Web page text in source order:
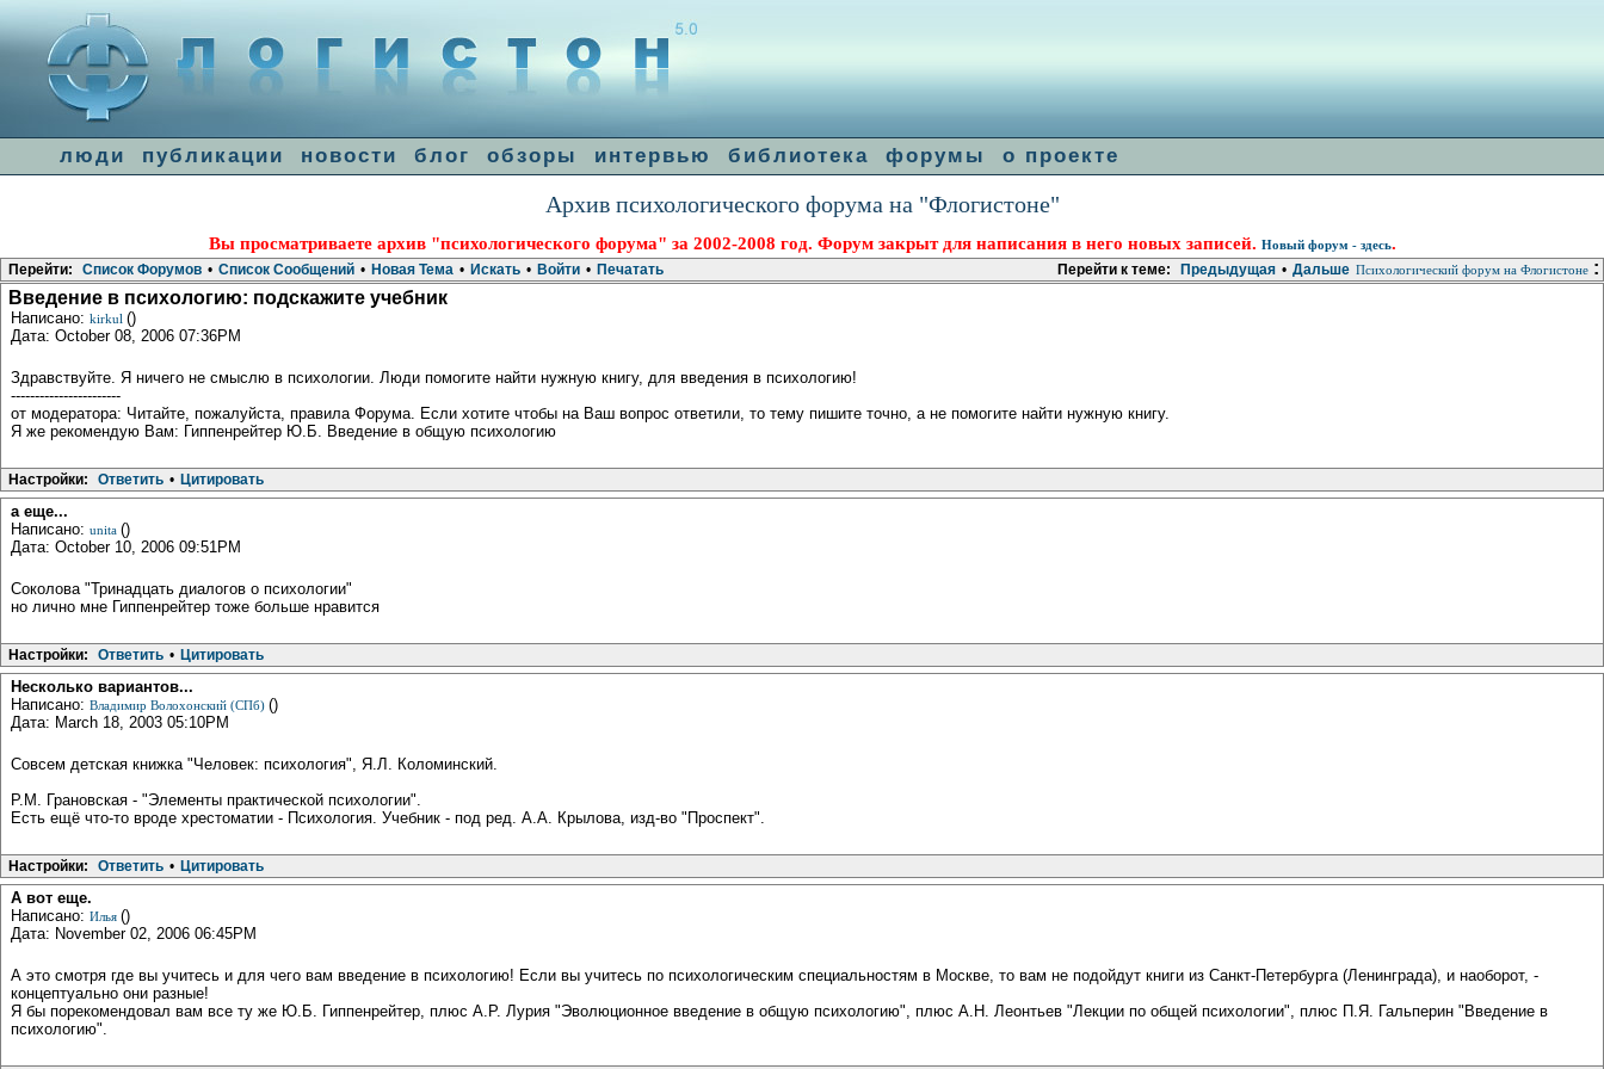
люди публикации новости блог обзоры интервью библиотека форумы о проекте
Архив психологического форума на "Флогистоне"
Вы просматриваете архив "психологического форума" за 2002-2008 год. Форум закрыт для написания в него новых записей. Новый форум - здесь.
Психологический форум на Флогистоне :
Перейти к теме: Предыдущая • Дальше
Перейти: Список Форумов • Список Сообщений • Новая Тема • Искать • Войти • Печатать
Введение в психологию: подскажите учебник
Написано: kirkul ()
Дата: October 08, 2006 07:36PM
Здравствуйте. Я ничего не смыслю в психологии. Люди помогите найти нужную книгу, для введения в психологию!
-----------------------
от модератора: Читайте, пожалуйста, правила Форума. Если хотите чтобы на Ваш вопрос ответили, то тему пишите точно, а не помогите найти нужную книгу.
Я же рекомендую Вам: Гиппенрейтер Ю.Б. Введение в общую психологию
Настройки: Ответить • Цитировать
а еще...
Написано: unita ()
Дата: October 10, 2006 09:51PM
Соколова "Тринадцать диалогов о психологии"
но лично мне Гиппенрейтер тоже больше нравится
Настройки: Ответить • Цитировать
Несколько вариантов...
Написано: Владимир Волохонский (СПб) ()
Дата: March 18, 2003 05:10PM
Совсем детская книжка "Человек: психология", Я.Л. Коломинский.
Р.М. Грановская - "Элементы практической психологии".
Есть ещё что-то вроде хрестоматии - Психология. Учебник - под ред. А.А. Крылова, изд-во "Проспект".
Настройки: Ответить • Цитировать
А вот еще.
Написано: Илья ()
Дата: November 02, 2006 06:45PM
А это смотря где вы учитесь и для чего вам введение в психологию! Если вы учитесь по психологическим специальностям в Москве, то вам не подойдут книги из Санкт-Петербурга (Ленинграда), и наоборот, -
концептуально они разные!
Я бы порекомендовал вам все ту же Ю.Б. Гиппенрейтер, плюс А.Р. Лурия "Эволюционное введение в общую психологию", плюс А.Н. Леонтьев "Лекции по общей психологии", плюс П.Я. Гальперин "Введение в
психологию".